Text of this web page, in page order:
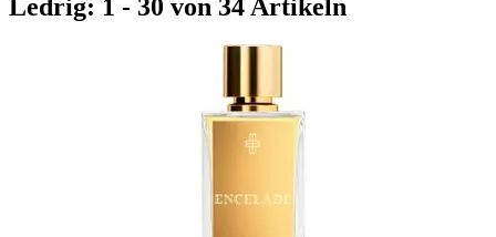
Ledrig: 1 - 30 von 34 Artikeln